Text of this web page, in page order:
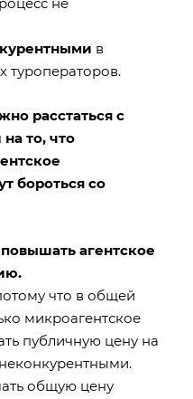
в
туроператоров.
расстаться с
то, что
бороться со
агентское
что в общей
микроагентское
публичную цену на
неконкурентными.
общую цену